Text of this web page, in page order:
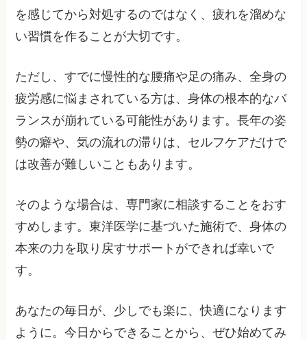
を感じてから対処するのではなく、疲れを溜めな
い習慣を作ることが大切です。
ただし、すでに慢性的な腰痛や足の痛み、全身の
疲労感に悩まされている方は、身体の根本的なバ
ランスが崩れている可能性があります。長年の姿
勢の癖や、気の流れの滞りは、セルフケアだけで
は改善が難しいこともあります。
そのような場合は、専門家に相談することをおす
すめします。東洋医学に基づいた施術で、身体の
本来の力を取り戻すサポートができれば幸いで
す。
あなたの毎日が、少しでも楽に、快適になります
ように。今日からできることから、ぜひ始めてみ